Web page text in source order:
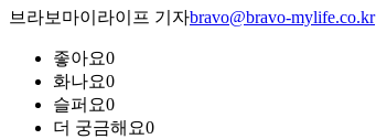
브라보마이라이프 기자bravo@bravo-mylife.co.kr
좋아요0
화나요0
슬퍼요0
더 궁금해요0